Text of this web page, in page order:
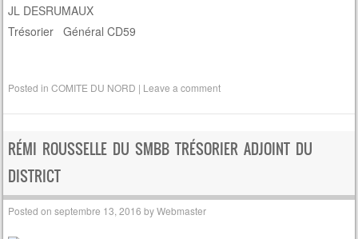
JL DESRUMAUX
Trésorier Général CD59
Posted inCOMITE DU NORD | Leave a comment
RÉMI ROUSSELLE DU SMBB TRÉSORIER ADJOINT DU
DISTRICT
Posted onseptembre 13, 2016 byWebmaster